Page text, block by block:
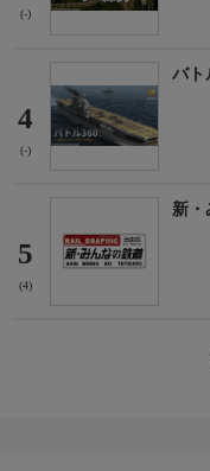
(-)
4
(-)
バト
5
(4)
新・